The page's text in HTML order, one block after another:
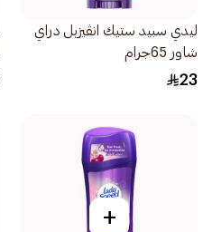
ليدي سبيد ستيك انڤيزبل دراي
شاور 65جرام
23
+